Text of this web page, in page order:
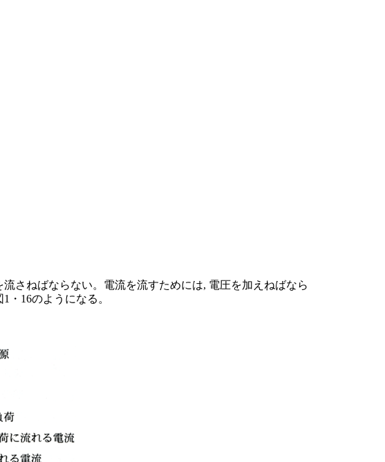
さねばならない。電流を流すためには, 電圧を加えねばなら
・16のようになる。